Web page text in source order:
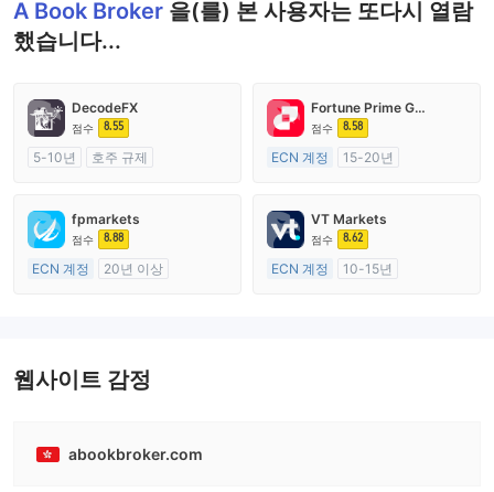
A Book Broker 을(를) 본 사용자는 또다시 열람
했습니다...
DecodeFX
점수 8.55
5-10년
호주 규제
마스터 레이블 MT4
Fortune Prime Global
점수 8.58
ECN 계정
15-20년
외환 거래 라이선스 (MM)
마스터 레이블 MT4
fpmarkets
점수 8.88
ECN 계정
20년 이상
VT Markets
점수 8.62
ECN 계정
10-15년
웹사이트 감정
abookbroker.com